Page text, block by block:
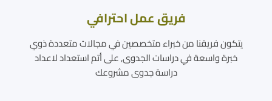
فريق عمل احترافي
يتكون فريقنا من خبراء متخصصين في مجالات متعددة ذوي
خبرة واسعة في دراسات الجدوى, على أتم استعداد لاعداد
دراسة جدوى مشروعك